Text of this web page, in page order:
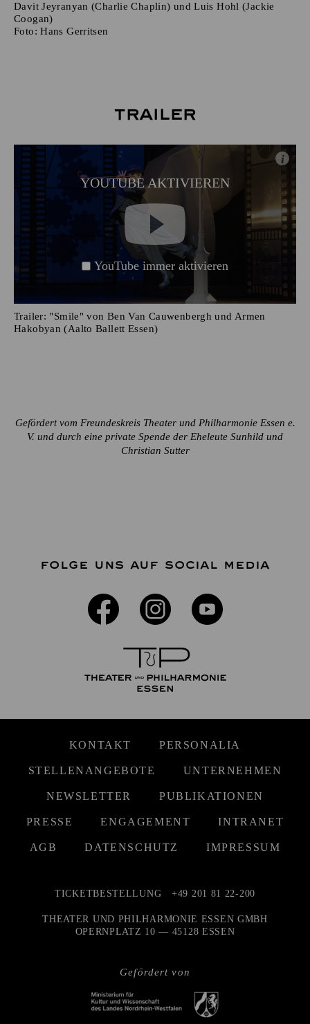
Davit Jeyranyan (Charlie Chaplin) und Luis Hohl (Jackie
Coogan)
Foto: Hans Gerritsen
Trailer
YOUTUBE AKTIVIEREN
i
YouTube immer aktivieren
Trailer: "Smile" von Ben Van Cauwenbergh und Armen
Hakobyan (Aalto Ballett Essen)
Gefördert vom Freundeskreis Theater und Philharmonie Essen e.
V. und durch eine private Spende der Eheleute Sunhild und
Christian Sutter
FOLGE UNS AUF SOCIAL MEDIA
KONTAKT PERSONALIA
STELLENANGEBOTE UNTERNEHMEN
NEWSLETTER PUBLIKATIONEN
PRESSE ENGAGEMENT INTRANET
AGB DATENSCHUTZ IMPRESSUM
Gefördert von
TICKETBESTELLUNG +49 201 81 22-200
THEATER UND PHILHARMONIE ESSEN GMBH
OPERNPLATZ 10 — 45128 ESSEN